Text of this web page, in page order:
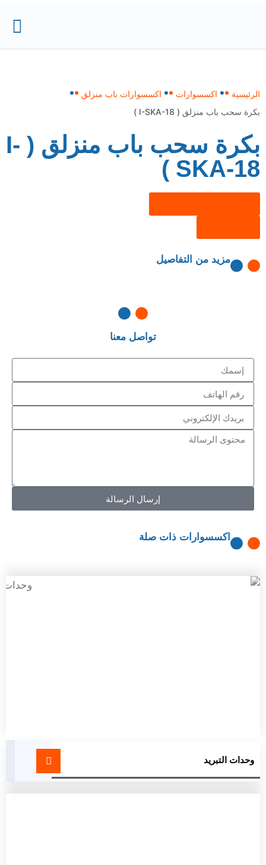
الرئيسية اكسسوارات
اكسسوارات باب منزلق
بكرة سحب باب منزلق ( I-SKA-18 )
بكرة سحب باب منزلق ( I-
SKA-18 )
مزيد من التفاصيل
تواصل معنا
إرسال الرسالة
اكسسوارات ذات صلة
وحدات التبريد